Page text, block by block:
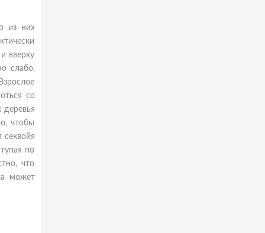
из них
вверху
слабо,
со
деревья
чтобы
секвойя
по
что
может